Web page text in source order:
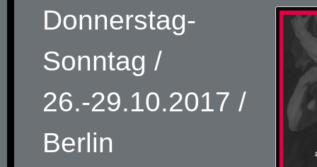
Donnerstag-
Sonntag /
26.-29.10.2017 /
Berlin